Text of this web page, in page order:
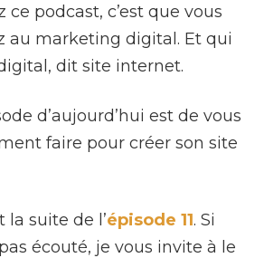
ce podcast, c’est que vous
au marketing digital. Et qui
dit site internet.
d’aujourd’hui est de vous
faire pour créer son site
la suite de l’épisode 11. Si
écouté, je vous invite à le